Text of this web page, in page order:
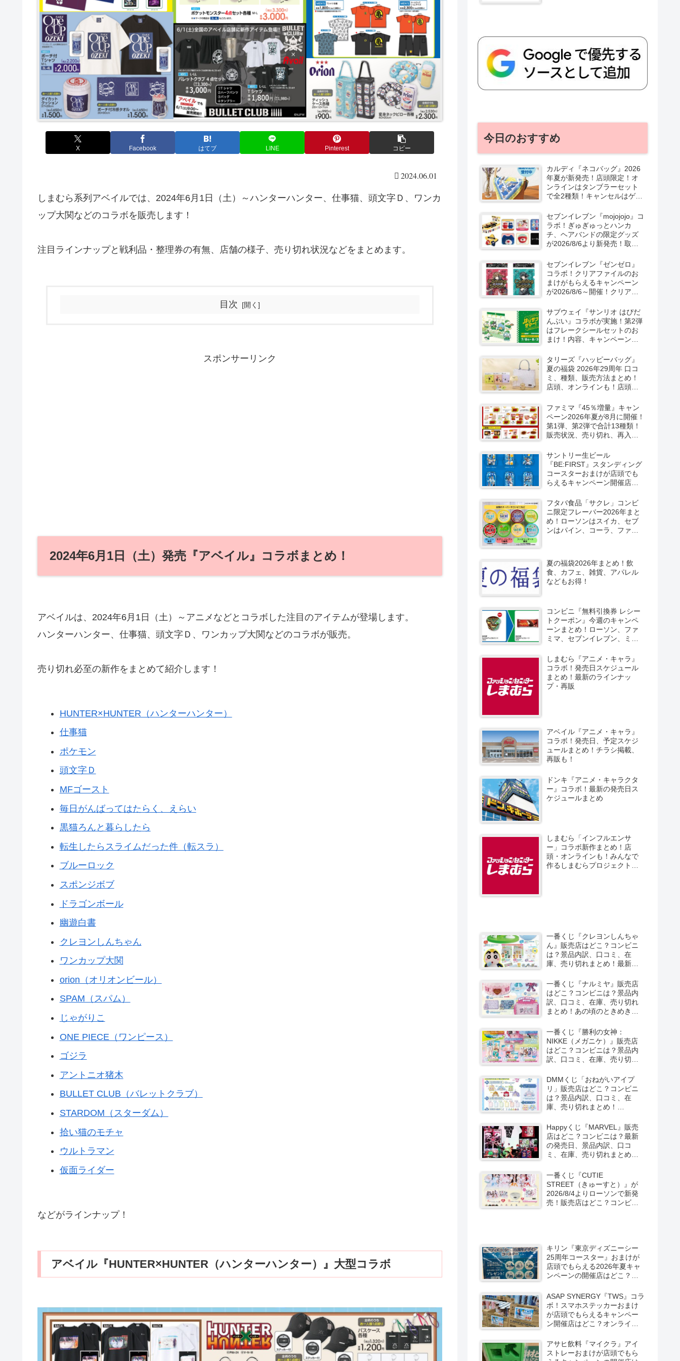
X Facebook はてブ LINE Pinterest コピー
2024.06.01
しまむら系列アベイルでは、2024年6月1日（土）～ハンターハンター、仕事猫、頭文字Ｄ、ワンカ
ップ大関などのコラボを販売します！
注目ラインナップと戦利品・整理券の有無、店舗の様子、売り切れ状況などをまとめます。
目次
スポンサーリンク
2024年6月1日（土）発売『アベイル』コラボまとめ！
アベイルは、2024年6月1日（土）～アニメなどとコラボした注目のアイテムが登場します。
ハンターハンター、仕事猫、頭文字Ｄ、ワンカップ大関などのコラボが販売。
売り切れ必至の新作をまとめて紹介します！
HUNTER×HUNTER（ハンターハンター）
仕事猫
ポケモン
頭文字Ｄ
MFゴースト
毎日がんばってはたらく、えらい
黒猫ろんと暮らしたら
転生したらスライムだった件（転スラ）
ブルーロック
スポンジボブ
ドラゴンボール
幽遊白書
クレヨンしんちゃん
ワンカップ大関
orion（オリオンビール）
SPAM（スパム）
じゃがりこ
ONE PIECE（ワンピース）
ゴジラ
アントニオ猪木
BULLET CLUB（バレットクラブ）
STARDOM（スターダム）
拾い猫のモチャ
ウルトラマン
仮面ライダー
などがラインナップ！
アベイル『HUNTER×HUNTER（ハンターハンター）』大型コラボ
今日のおすすめ
カルディ『ネコバッグ』2026
年夏が新発売！店頭限定！オ
ンラインはタンブラーセット
で全2種類！キャンセルはゲリ
セブンイレブン『mojojojo』コ
ラボ！ぎゅぎゅっとハンカ
チ、ヘアバンドの限定グッズ
が2026/8/6より新発売！取扱
セブンイレブン『ゼンゼロ』
コラボ！クリアファイルのお
まけがもらえるキャンペーン
が2026/8/6～開催！クリアカ
売！
サブウェイ『サンリオ はぴだ
んぶい』コラボが実施！第2弾
はフレークシールセットのお
まけ！内容、キャンペーンま
タリーズ『ハッピーバッグ』
夏の福袋 2026年29周年 口コ
ミ、種類、販売方法まとめ！
店頭、オンラインも！店頭と
ファミマ『45％増量』キャン
ペーン2026年夏が8月に開催！
第1弾、第2弾で合計13種類！
販売状況、売り切れ、再入荷
サントリー生ビール
『BE:FIRST』スタンディング
コースターおまけが店頭でも
らえるキャンペーン開催店は
定で6種類！見分け方！セブ
ン、ファミマ、ローソン、デ
イリーヤマザキ、ミニストッ
プなどで！クーラーバッグ
フタバ食品「サクレ」コンビ
ニ限定フレーバー2026年まと
め！ローソンはスイカ、セブ
ンはパイン、コーラ、ファミ
夏の福袋2026年まとめ！飲
食、カフェ、雑貨、アパレル
などもお得！
コンビニ『無料引換券 レシー
トクーポン』今週のキャンペ
ーンまとめ！ローソン、ファ
ミマ、セブンイレブン、ミニ
しまむら『アニメ・キャラ』
コラボ！発売日スケジュール
まとめ！最新のラインナッ
プ・再販
アベイル『アニメ・キャラ』
コラボ！発売日、予定スケジ
ュールまとめ！チラシ掲載、
再販も！
ドンキ『アニメ・キャラクタ
ー』コラボ！最新の発売日ス
ケジュールまとめ
しまむら「インフルエンサ
ー」コラボ新作まとめ！店
頭・オンラインも！みんなで
作るしまむらプロジェクト！
一番くじ『クレヨンしんちゃ
ん』販売店はどこ？コンビニ
は？景品内訳、口コミ、在
庫、売り切れまとめ！最新は
2026/8/8より新発売！
一番くじ『ナルミヤ』販売店
はどこ？コンビニは？景品内
訳、口コミ、在庫、売り切れ
まとめ！あの頃のときめきメ
ミマで新発売！しまむら系列
のアベイルも！
一番くじ『勝利の女神：
NIKKE（メガニケ）』販売店
はどこ？コンビニは？景品内
訳、口コミ、在庫、売り切れ
CHAPTER8（第8弾）が
2026/8/8より新発売！
DMMくじ「おねがいアイプ
リ」販売店はどこ？コンビニ
は？景品内訳、口コミ、在
庫、売り切れまとめ！
新発売！
Happyくじ『MARVEL』販売
店はどこ？コンビニは？最新
の発売日、景品内訳、口コ
ミ、在庫、売り切れまとめ！
ニュー・デイが2026/8/7より
ローソン、ファミマなどで新
発売！
一番くじ『CUTIE
STREET（きゅーすと）』が
2026/8/4よりローソンで新発
売！販売店はどこ？コンビニ
キリン『東京ディズニーシー
25周年コースター』おまけが
店頭でもらえる2026年夏キャ
ンペーンの開催店はどこ？全6
ド、チップとデールなども！
ASAP SYNERGY『TWS』コラ
ボ！スマホステッカーおまけ
が店頭でもらえるキャンペー
ン開催店はどこ？オンライン
などで新発売！
アサヒ飲料『マイクラ』アイ
ストレーおまけが店頭でもら